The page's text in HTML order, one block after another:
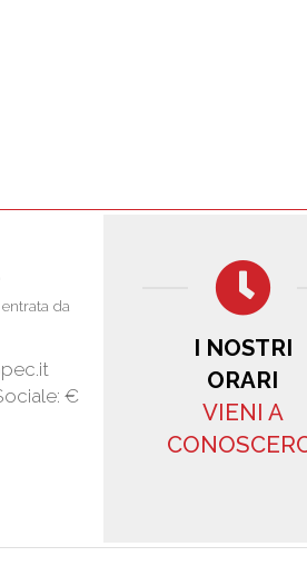
da
€
I NOSTRI
ORARI
VIENI A